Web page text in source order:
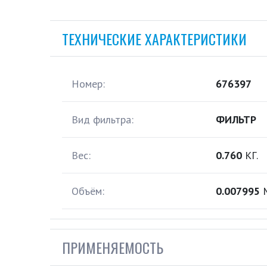
ТЕХНИЧЕСКИЕ ХАРАКТЕРИСТИКИ
Номер: 676397
Вид фильтра: ФИЛЬТР
Вес: 0.760 КГ.
Объём: 0.007995
ПРИМЕНЯЕМОСТЬ